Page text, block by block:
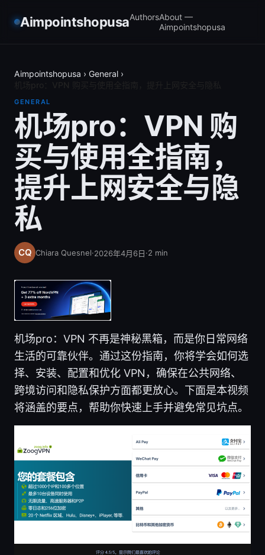
AimpointshopusaAuthorsAbout —
Aimpointshopusa
Aimpointshopusa › General ›
GENERAL
机场pro：VPN 购
买与使用全指南，
提升上网安全与隐
私
Chiara Quesnel·2026年4月6日·2 min
机场pro：VPN 不再是神秘黑箱，而是你日常网络
生活的可靠伙伴。通过这份指南，你将学会如何选
择、安装、配置和优化 VPN，确保在公共网络、
跨境访问和隐私保护方面都更放心。下面是本视频
将涵盖的要点，帮助你快速上手并避免常见坑点。